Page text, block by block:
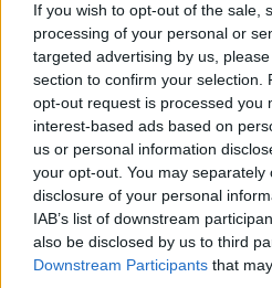
If you wish to opt-out of the sale,
processing of your personal or
targeted advertising by us,
section to confirm your selection.
opt-out request is processed you
interest-based ads based on
us or personal information
your opt-out. You may
disclosure of your personal
IAB’s list of downstream
also be disclosed by us to third
Downstream Participants that
Auch Disney´s
Officer verlässt das